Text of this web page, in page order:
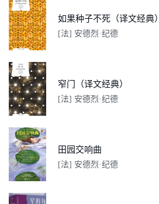
如果种子不死（译文经典）
[法] 安德烈·纪德
窄门（译文经典）
[法] 安德烈·纪德
田园交响曲
[法] 安德烈·纪德